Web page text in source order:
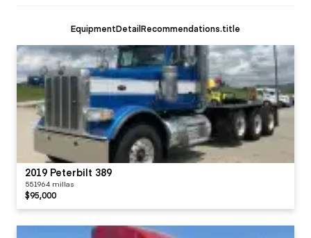
EquipmentDetailRecommendations.title
2019 Peterbilt 389
551964 millas
$95,000